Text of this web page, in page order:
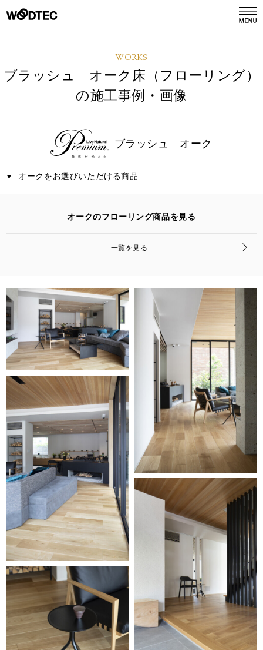
デジタルカタログ カタログ請求
施工事例 GALLERY
リフォーム
ショールーム SHOWROOM
お客様窓口 SUPPORT
プロユーザーサイト for Professional
フローリングリフォームお悩み解決サイト
フローリング総合研究所
採用情報
Select Language ENGLISH
WORKS
ブラッシュ オーク床（フローリング）
の施工事例・画像
ブラッシュ オーク
オークをお選びいただける商品
オークのフローリング商品を見る
一覧を見る